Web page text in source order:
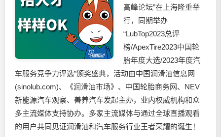
高峰论坛”在上海隆重举
行，同期举办
“LubTop2023总评
榜/ApexTire2023中国轮
胎年度大选/2023年度汽
车服务竞争力评选”颁奖盛典，活动由中国润滑油信息网
(sinolub.com)、《润滑油市场》、中国轮胎商务网、NEV
新能源汽车观察、善养汽车发起主办，业内权威机构和众
多主流媒体支持协办。多家主流媒体与通过全球直播观看
的用户共同见证润滑油和汽车服务行业王者荣耀的诞生！